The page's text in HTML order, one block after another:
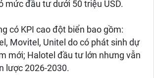
mức đầu tư dưới 50 triệu USD.
có KPI cao đột biển bao gồm:
Movitel, Unitel do có phát sinh dự
mới; Halotel đầu tư lớn nhưng vẫn
lược 2026-2030.